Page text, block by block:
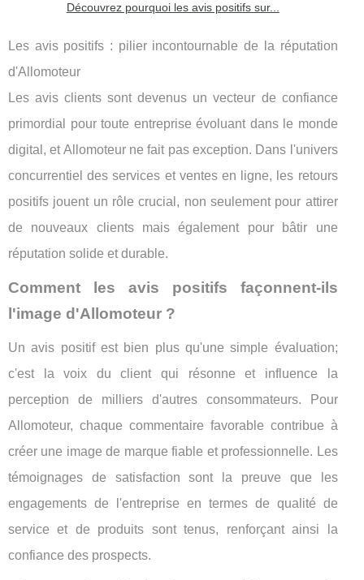
Découvrez pourquoi les avis positifs sur...
Les avis positifs : pilier incontournable de la réputation
d'Allomoteur
Les avis clients sont devenus un vecteur de confiance
primordial pour toute entreprise évoluant dans le monde
digital, et Allomoteur ne fait pas exception. Dans l'univers
concurrentiel des services et ventes en ligne, les retours
positifs jouent un rôle crucial, non seulement pour attirer
de nouveaux clients mais également pour bâtir une
réputation solide et durable.
Comment les avis positifs façonnent-ils
l'image d'Allomoteur ?
Un avis positif est bien plus qu'une simple évaluation;
c'est la voix du client qui résonne et influence la
perception de milliers d'autres consommateurs. Pour
Allomoteur, chaque commentaire favorable contribue à
créer une image de marque fiable et professionnelle. Les
témoignages de satisfaction sont la preuve que les
engagements de l'entreprise en termes de qualité de
service et de produits sont tenus, renforçant ainsi la
confiance des prospects.